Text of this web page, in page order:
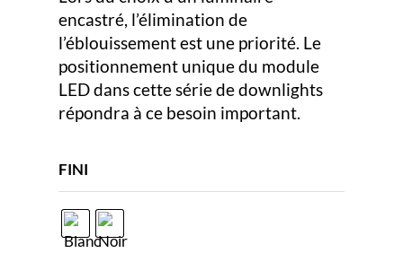
encastré, l’élimination de
l’éblouissement est une priorité. Le
positionnement unique du module
LED dans cette série de downlights
répondra à ce besoin important.
FINI